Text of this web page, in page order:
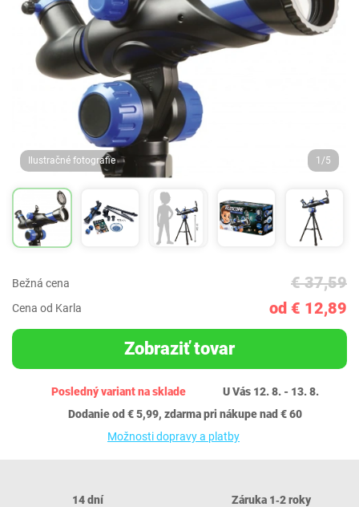
Ilustračné fotografie 1/5
Bežná cena € 37,59
Cena od Karla od € 12,89
Zobraziť tovar
Posledný variant na sklade
U Vás 12. 8. - 13. 8.
Dodanie od € 5,99, zdarma pri nákupe nad € 60
Možnosti dopravy a platby
14 dní
Záruka 1‐2 roky